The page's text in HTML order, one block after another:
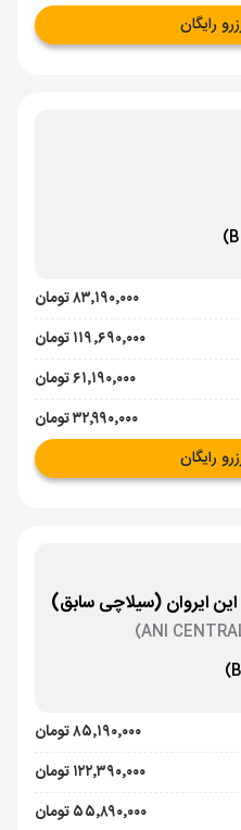
رایگان
۸۳٬۱۹۰٬۰۰۰ تومان
۱۱۹٬۶۹۰٬۰۰۰ تومان
۶۱٬۱۹۰٬۰۰۰ تومان
۳۲٬۹۹۰٬۰۰۰ تومان
رایگان
ایروان (سیلاچی سابق)
ANI
۸۵٬۱۹۰٬۰۰۰ تومان
۱۲۲٬۳۹۰٬۰۰۰ تومان
۵۵٬۸۹۰٬۰۰۰ تومان